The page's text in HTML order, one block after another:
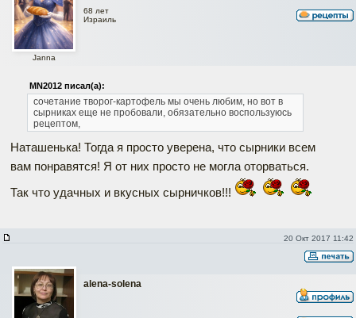
Janna
68 лет
Израиль
MN2012 писал(а):
сочетание творог-картофель мы очень любим, но вот в
сырниках еще не пробовали, обязательно воспользуюсь
рецептом,
Наташенька! Тогда я просто уверена, что сырники всем
вам понравятся! Я от них просто не могла оторваться.
Так что удачных и вкусных сырничков!!!
20 Окт 2017 11:42
alena-solena